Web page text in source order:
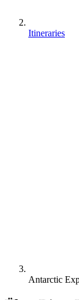
Itineraries
Antarctic